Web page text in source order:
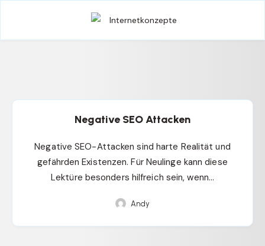
Negative SEO Attacken
Negative SEO-Attacken sind harte Realität und
gefährden Existenzen. Für Neulinge kann diese
Lektüre besonders hilfreich sein, wenn…
Andy